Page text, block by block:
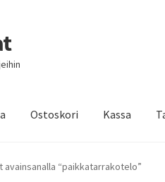
Ostoskori Kassa
Käyttäjätili Ostoskori Takuu ja
avainsanalla “paikkatarrakotelo”